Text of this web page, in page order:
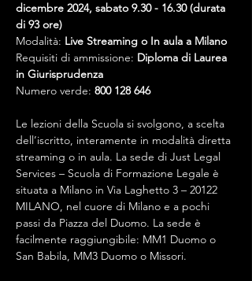
dicembre 2024, sabato 9.30 - 16.30 (durata
di 93 ore)
Modalità: Live Streaming o In aula a Milano
Requisiti di ammissione: Diploma di Laurea
in Giurisprudenza
Numero verde: 800 128 646
Le lezioni della Scuola si svolgono, a scelta
dell’iscritto, interamente in modalità diretta
streaming o in aula. La sede di Just Legal
Services – Scuola di Formazione Legale è
situata a Milano in Via Laghetto 3 – 20122
MILANO, nel cuore di Milano e a pochi
passi da Piazza del Duomo. La sede è
facilmente raggiungibile: MM1 Duomo o
San Babila, MM3 Duomo o Missori.